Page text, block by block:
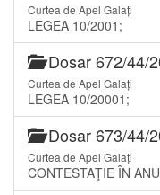
Curtea de Apel Galați
LEGEA 10/2001;
Dosar 672/44/
Curtea de Apel Galați
LEGEA 10/20001;
Dosar 673/44/
Curtea de Apel Galați
CONTESTAŢIE ÎN